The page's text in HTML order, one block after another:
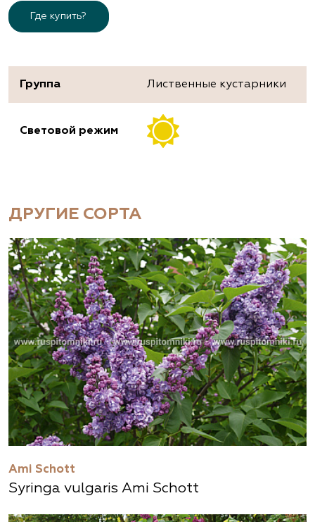
Где купить?
Группа Лиственные кустарники
Световой режим
ДРУГИЕ СОРТА
Ami Schott
Syringa vulgaris Ami Schott